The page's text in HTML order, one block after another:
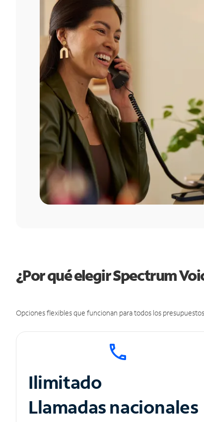
¿Por qué elegir Spectrum
Opciones flexibles que funcionan para todos los
Ilimitado
Llamadas nacionales